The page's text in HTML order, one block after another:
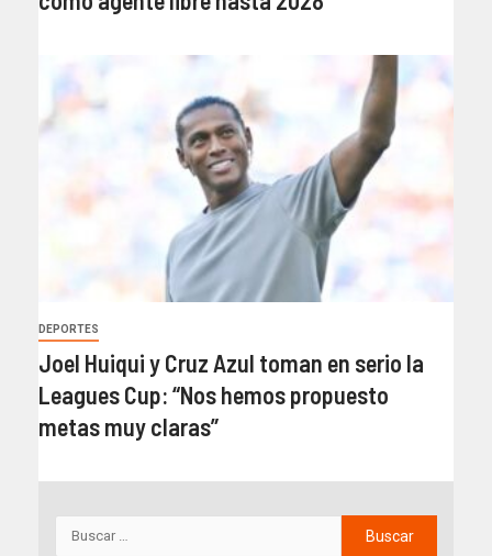
DEPORTES
Joel Huiqui y Cruz Azul toman en serio la
Leagues Cup: “Nos hemos propuesto
metas muy claras”